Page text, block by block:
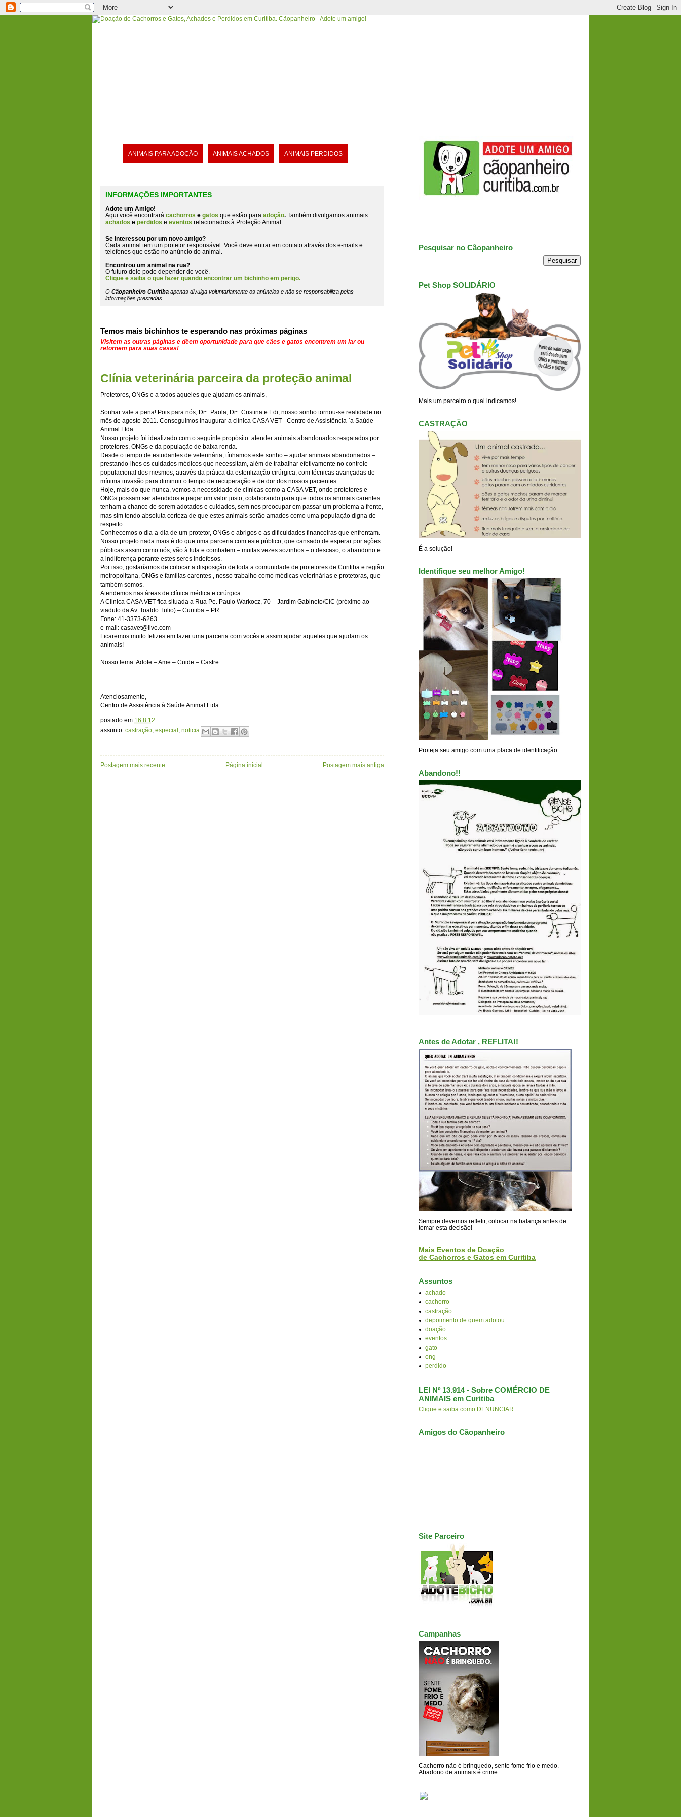
ANIMAIS PARA ADOÇÃO ANIMAIS ACHADOS ANIMAIS PERDIDOS
INFORMAÇÕES IMPORTANTES
Adote um Amigo!
Aqui você encontrará cachorros e gatos que estão para adoção. Também divulgamos animais
achados e perdidos e eventos relacionados à Proteção Animal.
Se interessou por um novo amigo?
Cada animal tem um protetor responsável. Você deve entrar em contato através dos e-mails e
telefones que estão no anúncio do animal
Encontrou um animal na rua?
O futuro dele pode depender de você.
Clique e saiba o que fazer quando encontrar um bichinho em perigo.
O Cãopanheiro Curitiba apenas divulga voluntariamente os anúncios e não se responsabiliza pelas
informações prestadas.
Temos mais bichinhos te esperando nas próximas páginas
Visitem as outras páginas e dêem oportunidade para que cães e gatos encontrem um lar ou
retornem para suas casas!
Clínia veterinária parceira da proteção animal
Protetores, ONGs e a todos aqueles que ajudam os animais,
Sonhar vale a pena! Pois para nós, Drª. Paola, Drª. Cristina e Edi, nosso sonho tornou-se realidade no
mês de agosto-2011. Conseguimos inaugurar a clínica CASA VET - Centro de Assistência `a Saúde
Animal Ltda.
Nosso projeto foi idealizado com o seguinte propósito: atender animais abandonados resgatados por
protetores, ONGs e da população de baixa renda.
Desde o tempo de estudantes de veterinária, tínhamos este sonho – ajudar animais abandonados –
prestando-lhes os cuidados médicos que necessitam, além de trabalhar efetivamente no controle
populacional dos mesmos, através da prática da esterilização cirúrgica, com técnicas avançadas de
mínima invasão para diminuir o tempo de recuperação e de dor dos nossos pacientes.
Hoje, mais do que nunca, vemos a necessidade de clínicas como a CASA VET, onde protetores e
ONGs possam ser atendidos e pagar um valor justo, colaborando para que todos os animais carentes
tenham a chance de serem adotados e cuidados, sem nos preocupar em passar um problema a frente,
mas sim tendo absoluta certeza de que estes animais serão amados como uma população digna de
respeito.
Conhecemos o dia-a-dia de um protetor, ONGs e abrigos e as dificuldades financeiras que enfrentam.
Nosso projeto nada mais é do que uma parceria com este público, que cansado de esperar por ações
públicas assim como nós, vão à luta e combatem – muitas vezes sozinhos – o descaso, o abandono e
a indiferença perante estes seres indefesos.
Por isso, gostaríamos de colocar a disposição de toda a comunidade de protetores de Curitiba e região
metropolitana, ONGs e famílias carentes , nosso trabalho como médicas veterinárias e protetoras, que
também somos.
Atendemos nas áreas de clínica médica e cirúrgica.
A Clinica CASA VET fica situada a Rua Pe. Paulo Warkocz, 70 – Jardim Gabineto/CIC (próximo ao
viaduto da Av. Toaldo Tulio) – Curitiba – PR.
Fone: 41-3373-6263
e-mail: casavet@live.com
Ficaremos muito felizes em fazer uma parceria com vocês e assim ajudar aqueles que ajudam os
animais!
Nosso lema: Adote – Ame – Cuide – Castre
Atenciosamente,
Centro de Assistência à Saúde Animal Ltda.
postado em 16.8.12
assunto: castração especial noticia
Postagem mais recente Postagem mais antiga
Página inicial
Pesquisar no Cãopanheiro
Pet Shop SOLIDÁRIO
Mais um parceiro o qual indicamos!
CASTRAÇÃO
É a solução!
Identifique seu melhor Amigo!
Proteja seu amigo com uma placa de identificação
Abandono!!
Antes de Adotar , REFLITA!!
Sempre devemos refletir, colocar na balança antes de
tomar esta decisão!
Mais Eventos de Doação
de Cachorros e Gatos em Curitiba
Assuntos
achado
cachorro
castração
depoimento de quem adotou
doação
eventos
gato
ong
perdido
LEI Nº 13.914 - Sobre COMÉRCIO DE
ANIMAIS em Curitiba
Clique e saiba como DENUNCIAR
Amigos do Cãopanheiro
Site Parceiro
Campanhas
Cachorro não é brinquedo, sente fome frio e medo.
Abadono de animais é crime.